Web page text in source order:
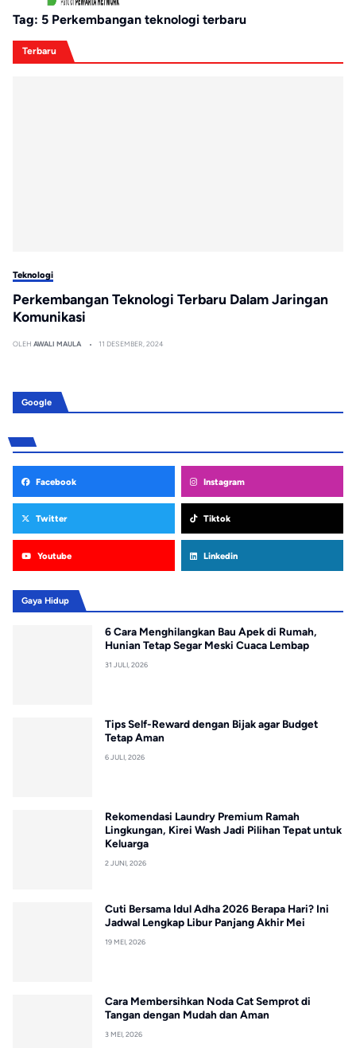
Tag: 5 Perkembangan teknologi terbaru
Terbaru
Teknologi
Perkembangan Teknologi Terbaru Dalam Jaringan
Komunikasi
OLEH AWALI MAULA 11 DESEMBER, 2024
Google
Facebook Instagram
Twitter Tiktok
Youtube Linkedin
Gaya Hidup
6 Cara Menghilangkan Bau Apek di Rumah,
Hunian Tetap Segar Meski Cuaca Lembap
31 JULI, 2026
Tips Self-Reward dengan Bijak agar Budget
Tetap Aman
6 JULI, 2026
Rekomendasi Laundry Premium Ramah
Lingkungan, Kirei Wash Jadi Pilihan Tepat untuk
Keluarga
2 JUNI, 2026
Cuti Bersama Idul Adha 2026 Berapa Hari? Ini
Jadwal Lengkap Libur Panjang Akhir Mei
19 MEI, 2026
Cara Membersihkan Noda Cat Semprot di
Tangan dengan Mudah dan Aman
3 MEI, 2026